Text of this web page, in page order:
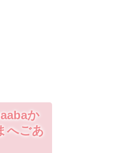
か
へごあ